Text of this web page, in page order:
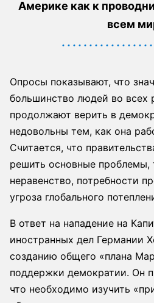
Америке как к
всем
Опросы показывают, что
большинство людей во всех
продолжают верить в
недовольны тем, как она
Считается, что
решить основные проблемы,
неравенство, потребности
угроза глобального
В ответ на нападение на
иностранных дел Германии
созданию общего «плана
поддержки демократии. Он
что необходимо изучить